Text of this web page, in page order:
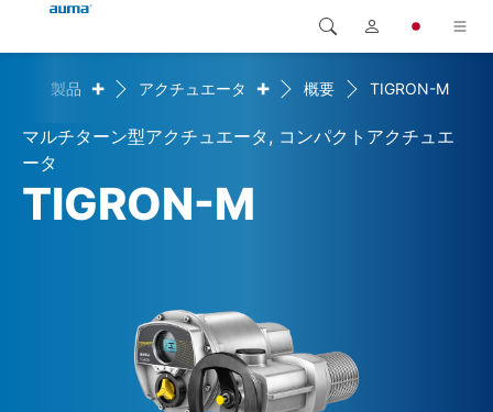
製品
ソリューション
ダウンロード
Global
ヨーロッパ
アジア・太平洋地域
検索
製品 + アクチュエータ + 概要 TIGRON-M
マルチターン型アクチュエータ, コンパクトアクチュエ
ータ
TIGRON-M